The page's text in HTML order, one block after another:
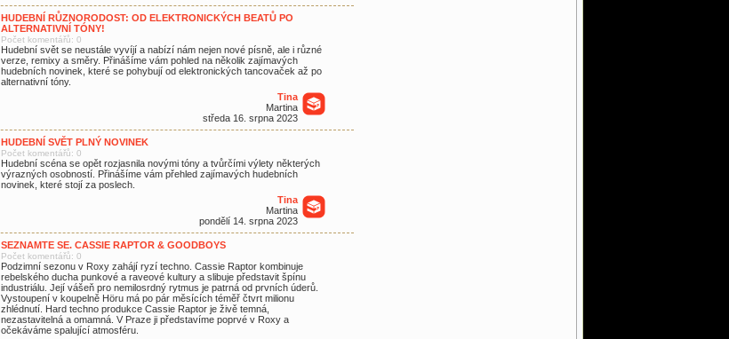
HUDEBNÍ RŮZNORODOST: OD ELEKTRONICKÝCH BEATŮ PO
ALTERNATIVNÍ TÓNY!
Počet komentářů: 0
Hudební svět se neustále vyvíjí a nabízí nám nejen nové písně, ale i různé
verze, remixy a směry. Přinášíme vám pohled na několik zajímavých
hudebních novinek, které se pohybují od elektronických tancovaček až po
alternativní tóny.
Tina
Martina
středa 16. srpna 2023
HUDEBNÍ SVĚT PLNÝ NOVINEK
Počet komentářů: 0
Hudební scéna se opět rozjasnila novými tóny a tvůrčími výlety některých
výrazných osobností. Přinášíme vám přehled zajímavých hudebních
novinek, které stojí za poslech.
Tina
Martina
pondělí 14. srpna 2023
SEZNAMTE SE. CASSIE RAPTOR & GOODBOYS
Počet komentářů: 0
Podzimní sezonu v Roxy zahájí ryzí techno. Cassie Raptor kombinuje
rebelského ducha punkové a raveové kultury a slibuje představit špínu
industriálu. Její vášeň pro nemilosrdný rytmus je patrná od prvních úderů.
Vystoupení v koupelně Höru má po pár měsících téměř čtvrt milionu
zhlédnutí. Hard techno produkce Cassie Raptor je živě temná,
nezastavitelná a omamná. V Praze ji představíme poprvé v Roxy a
očekáváme spalující atmosféru.